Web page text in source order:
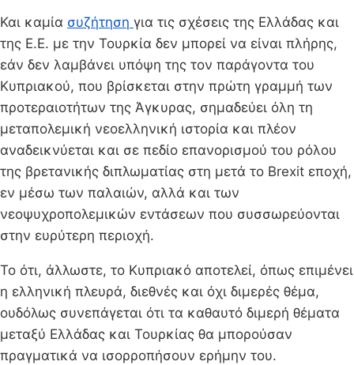
Και καμία συζήτηση για τις σχέσεις της Ελλάδας και
της Ε.Ε. με την Τουρκία δεν μπορεί να είναι πλήρης,
εάν δεν λαμβάνει υπόψη της τον παράγοντα του
Κυπριακού, που βρίσκεται στην πρώτη γραμμή των
προτεραιοτήτων της Άγκυρας, σημαδεύει όλη τη
μεταπολεμική νεοελληνική ιστορία και πλέον
αναδεικνύεται και σε πεδίο επανορισμού του ρόλου
της βρετανικής διπλωματίας στη μετά το Brexit εποχή,
εν μέσω των παλαιών, αλλά και των
νεοψυχροπολεμικών εντάσεων που συσσωρεύονται
στην ευρύτερη περιοχή.
Το ότι, άλλωστε, το Κυπριακό αποτελεί, όπως επιμένει
η ελληνική πλευρά, διεθνές και όχι διμερές θέμα,
ουδόλως συνεπάγεται ότι τα καθαυτό διμερή θέματα
μεταξύ Ελλάδας και Τουρκίας θα μπορούσαν
πραγματικά να ισορροπήσουν ερήμην του.